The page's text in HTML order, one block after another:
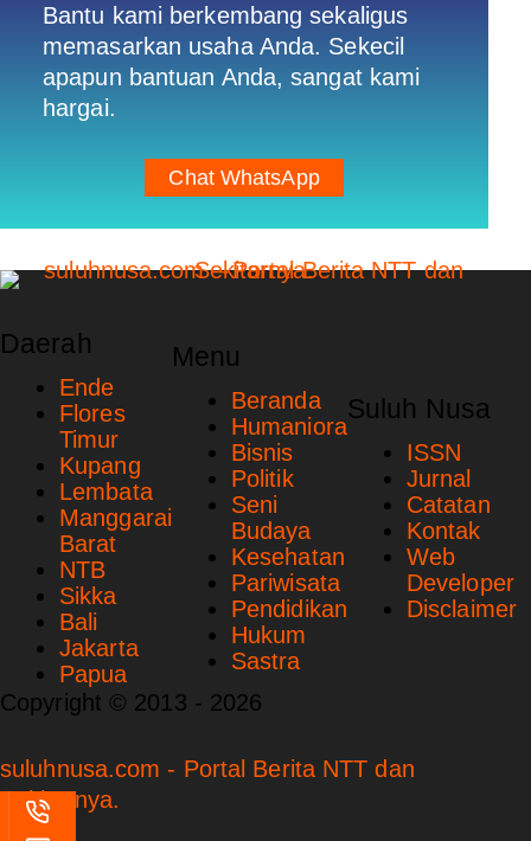
Bantu kami berkembang sekaligus
memasarkan usaha Anda. Sekecil
apapun bantuan Anda, sangat kami
hargai.
Chat WhatsApp
Daerah
Ende
Flores
Timur
Kupang
Lembata
Manggarai
Barat
NTB
Sikka
Bali
Jakarta
Papua
Menu
Beranda
Humaniora
Bisnis
Politik
Seni
Budaya
Kesehatan
Pariwisata
Pendidikan
Hukum
Sastra
Suluh Nusa
ISSN
Jurnal
Catatan
Kontak
Web
Developer
Disclaimer
Copyright © 2013 - 2026
suluhnusa.com - Portal Berita NTT dan
Sekitarnya.